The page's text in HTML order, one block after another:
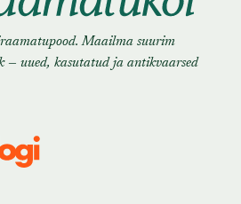
Maailma suurim
— uued, kasutatud ja antikvaarsed